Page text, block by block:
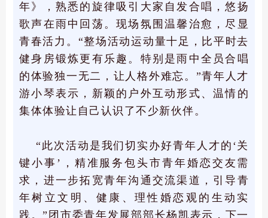
年》，熟悉的旋律吸引大家自发合唱，悠扬
歌声在雨中回荡。现场氛围温馨治愈，尽显
青春活力。“整场活动运动量十足，比平时去
健身房锻炼更有乐趣。特别是雨中全员合唱
的体验独一无二，让人格外难忘。”青年人才
游小琴表示，新颖的户外互动形式、温情的
集体体验让自己认识了不少新伙伴。
“此次活动是我们切实办好青年人才的‘关
键小事’，精准服务包头市青年婚恋交友需
求，进一步拓宽青年沟通交流渠道，引导青
年树立文明、健康、理性婚恋观的生动实
践。”团市委青年发展部部长杨凯表示，下一